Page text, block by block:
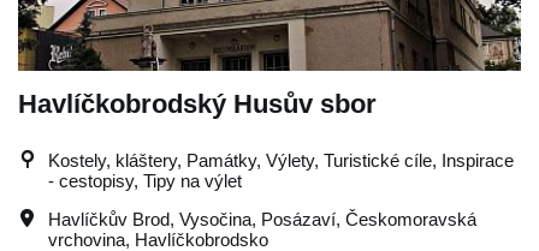
Havlíčkobrodský Husův sbor
Kostely, kláštery, Památky, Výlety, Turistické cíle, Inspirace
- cestopisy, Tipy na výlet
Havlíčkův Brod, Vysočina, Posázaví, Českomoravská
vrchovina, Havlíčkobrodsko